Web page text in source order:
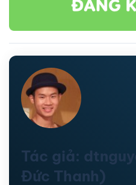
Tác giả:
Đức Thanh)